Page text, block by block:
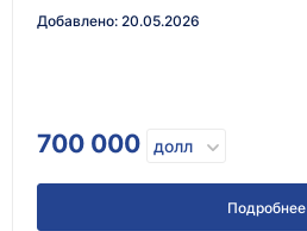
Добавлено: 20.05.2026
700 000 долл
Подробнее